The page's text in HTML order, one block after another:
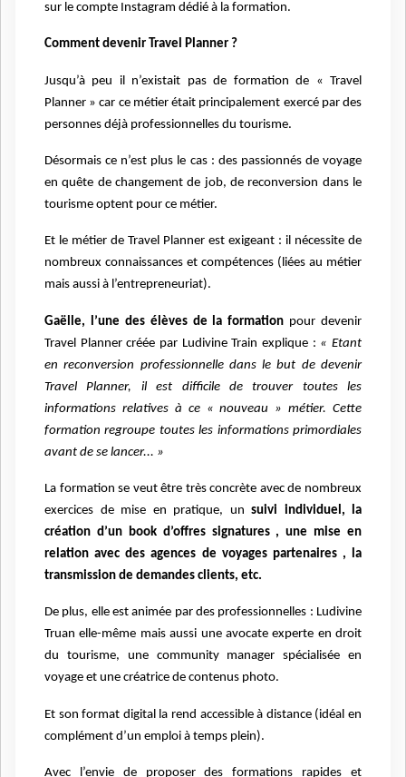
sur le compte Instagram dédié à la formation.
Comment devenir Travel Planner ?
Jusqu’à peu il n’existait pas de formation de « Travel
Planner » car ce métier était principalement exercé par des
personnes déjà professionnelles du tourisme.
Désormais ce n’est plus le cas : des passionnés de voyage
en quête de changement de job, de reconversion dans le
tourisme optent pour ce métier.
Et le métier de Travel Planner est exigeant : il nécessite de
nombreux connaissances et compétences (liées au métier
mais aussi à l’entrepreneuriat).
Gaëlle, l’une des élèves de la formation pour devenir
Travel Planner créée par Ludivine Train explique : « Etant
en reconversion professionnelle dans le but de devenir
Travel Planner, il est difficile de trouver toutes les
informations relatives à ce « nouveau » métier. Cette
formation regroupe toutes les informations primordiales
avant de se lancer... »
La formation se veut être très concrète avec de nombreux
exercices de mise en pratique, un suivi individuel, la
création d’un book d’offres signatures , une mise en
relation avec des agences de voyages partenaires , la
transmission de demandes clients, etc.
De plus, elle est animée par des professionnelles : Ludivine
Truan elle-même mais aussi une avocate experte en droit
du tourisme, une community manager spécialisée en
voyage et une créatrice de contenus photo.
Et son format digital la rend accessible à distance (idéal en
complément d’un emploi à temps plein).
Avec l’envie de proposer des formations rapides et